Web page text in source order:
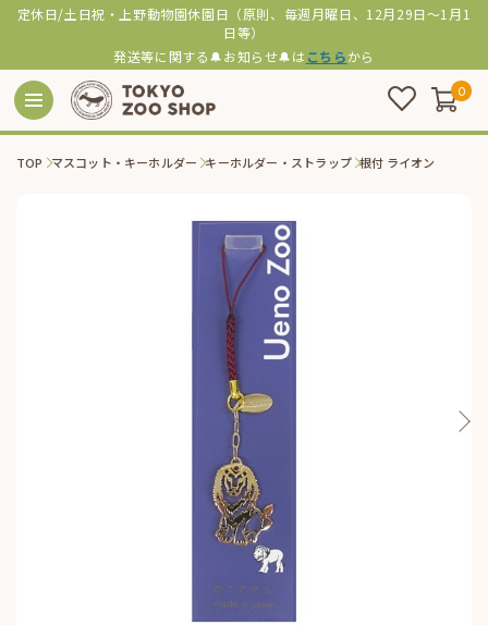
定休日/土日祝・上野動物園休園日（原則、毎週月曜日、12月29日～1月1
日等）
発送等に関する🔔お知らせ🔔は こちらから
0
TOP マスコット・キーホルダー キーホルダー・ストラップ 根付 ライオン